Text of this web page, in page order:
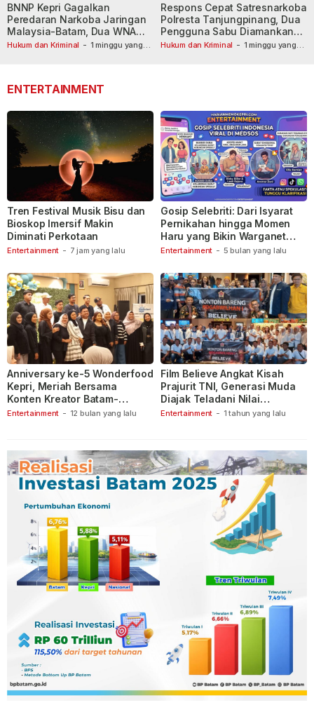
Hukum dan Kriminal - 1 minggu yang
BNNP Kepri Gagalkan
Peredaran Narkoba Jaringan
Malaysia-Batam, Dua WNA
Masih Diburu
Hukum dan Kriminal - 1 minggu yang
Respons Cepat Satresnarkoba
Polresta Tanjungpinang, Dua
Pengguna Sabu Diamankan
Usai Dilaporkan ke Call Center
ENTERTAINMENT
Entertainment - 7 jam yang lalu
Tren Festival Musik Bisu dan
Bioskop Imersif Makin
Diminati Perkotaan
Entertainment - 5 bulan yang lalu
Gosip Selebriti: Dari Isyarat
Pernikahan hingga Momen
Haru yang Bikin Warganet
Berspekulasi
Entertainment - 12 bulan yang lalu
Anniversary ke-5 Wonderfood
Kepri, Meriah Bersama
Konten Kreator Batam-
Tanjungpinang
Entertainment - 1 tahun yang lalu
Film Believe Angkat Kisah
Prajurit TNI, Generasi Muda
Diajak Teladani Nilai
Keberanian